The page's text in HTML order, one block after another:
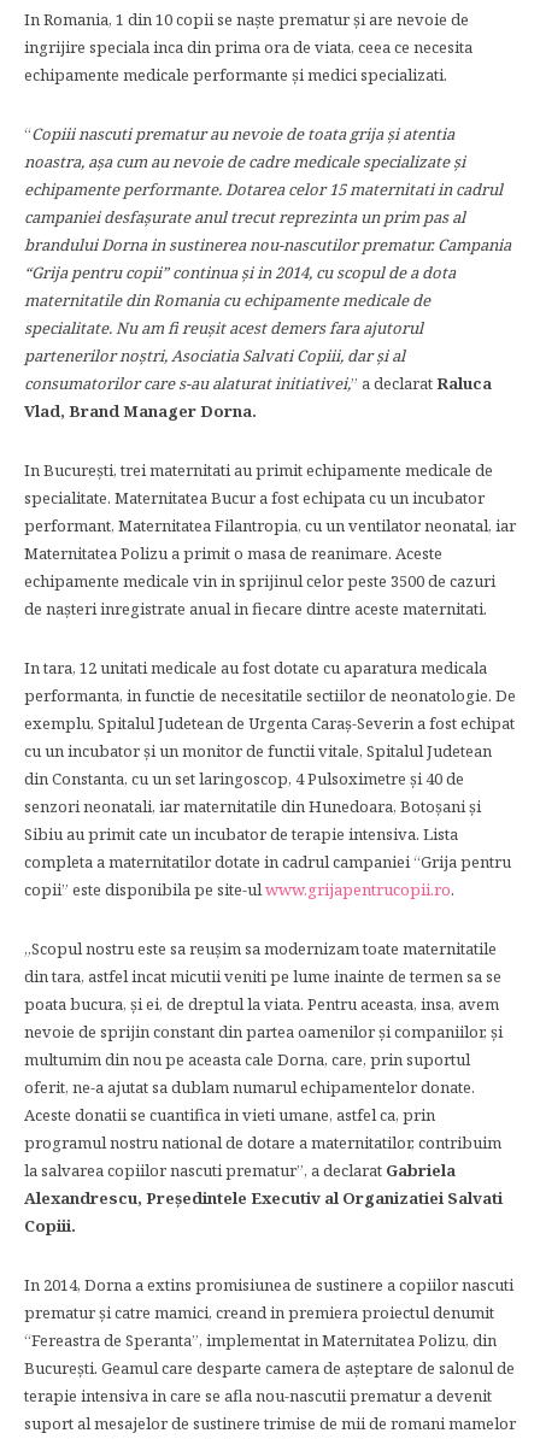
In Romania, 1 din 10 copii se naşte prematur şi are nevoie de
ingrijire speciala inca din prima ora de viata, ceea ce necesita
echipamente medicale performante şi medici specializati.
“Copiii nascuti prematur au nevoie de toata grija și atentia
noastra, aşa cum au nevoie de cadre medicale specializate şi
echipamente performante. Dotarea celor 15 maternitati in cadrul
campaniei desfaşurate anul trecut reprezinta un prim pas al
brandului Dorna in sustinerea nou-nascutilor prematur. Campania
“Grija pentru copii” continua şi in 2014, cu scopul de a dota
maternitatile din Romania cu echipamente medicale de
specialitate. Nu am fi reuşit acest demers fara ajutorul
partenerilor noştri, Asociatia Salvati Copiii, dar şi al
consumatorilor care s-au alaturat initiativei,” a declaratRaluca
Vlad, Brand Manager Dorna.
In Bucureşti, trei maternitati au primit echipamente medicale de
specialitate. Maternitatea Bucur a fost echipata cu un incubator
performant, Maternitatea Filantropia, cu un ventilator neonatal, iar
Maternitatea Polizu a primit o masa de reanimare. Aceste
echipamente medicale vin in sprijinul celor peste 3500 de cazuri
de naşteri inregistrate anual in fiecare dintre aceste maternitati.
In tara, 12 unitati medicale au fost dotate cu aparatura medicala
performanta, in functie de necesitatile sectiilor de neonatologie. De
exemplu, Spitalul Judetean de Urgenta Caraş-Severin a fost echipat
cu un incubator şi un monitor de functii vitale, Spitalul Judetean
din Constanta, cu un set laringoscop, 4 Pulsoximetre şi 40 de
senzori neonatali, iar maternitatile din Hunedoara, Botoşani şi
Sibiu au primit cate un incubator de terapie intensiva. Lista
completa a maternitatilor dotate in cadrul campaniei “Grija pentru
copii” este disponibila pe site-ulwww.grijapentrucopii.ro.
„Scopul nostru este sa reușim sa modernizam toate maternitatile
din tara, astfel incat micutii veniti pe lume inainte de termen sa se
poata bucura, și ei, de dreptul la viata. Pentru aceasta, insa, avem
nevoie de sprijin constant din partea oamenilor şi companiilor, și
multumim din nou pe aceasta cale Dorna, care, prin suportul
oferit, ne-a ajutat sa dublam numarul echipamentelor donate.
Aceste donatii se cuantifica in vieti umane, astfel ca, prin
programul nostru national de dotare a maternitatilor, contribuim
la salvarea copiilor nascuti prematur”, a declarat Gabriela
Alexandrescu, Preşedintele Executiv al Organizatiei Salvati
Copiii.
In 2014, Dorna a extins promisiunea de sustinere a copiilor nascuti
prematur și catre mamici, creand in premiera proiectul denumit
“Fereastra de Speranta”, implementat in Maternitatea Polizu, din
București. Geamul care desparte camera de aşteptare de salonul de
terapie intensiva in care se afla nou-nascutii prematur a devenit
suport al mesajelor de sustinere trimise de mii de romani mamelor